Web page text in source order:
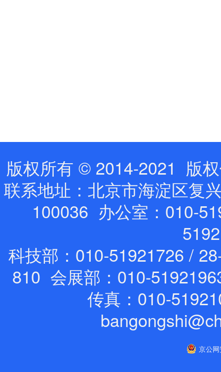
版权所有 © 2014-2021 版
联系地址：北京市海淀区复
100036 办公室：010-
科技部：010-51921726 /
810 会展部：010-
传真：010-
京公